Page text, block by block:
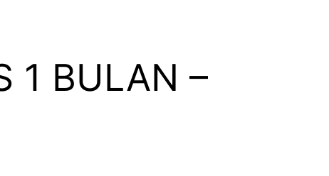
1 BULAN –